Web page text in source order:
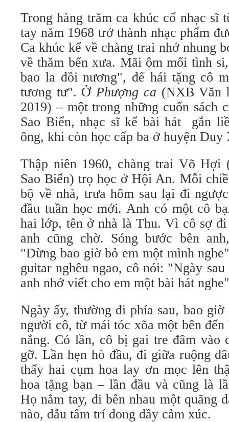
Trong hàng trăm ca khúc cố nhạc sĩ
tay năm 1968 trở thành nhạc phẩm
Ca khúc kể về chàng trai nhớ nhung
về thăm bến xưa. Mãi ôm mối tình
bao la đồi nương", để hái tặng cô
tương tư". ỞPhượng ca (NXB Văn
2019) – một trong những cuốn sách
Sao Biển, nhạc sĩ kể bài hát gắn
ông, khi còn học cấp ba ở huyện
Thập niên 1960, chàng trai Võ
Sao Biển) trọ học ở Hội An. Mỗi
bộ về nhà, trưa hôm sau lại đi
đầu tuần học mới. Anh có một cô
hai lớp, tên ở nhà là Thu. Vì cô sợ
anh cũng chờ. Sóng bước bên
"Đừng bao giờ bỏ em một mình
guitar nghêu ngao, cô nói: "Ngày
anh nhớ viết cho em một bài hát
Ngày ấy, thường đi phía sau, bao
người cô, từ mái tóc xõa một bên
nắng. Có lần, cô bị gai tre đâm vào
gỡ. Lần hẹn hò đầu, đi giữa ruộng
thấy hai cụm hoa lay ơn mọc lên
hoa tặng bạn – lần đầu và cũng là
Họ nắm tay, đi bên nhau một quãng
nào, dẫu tâm trí đong đầy cảm xúc.